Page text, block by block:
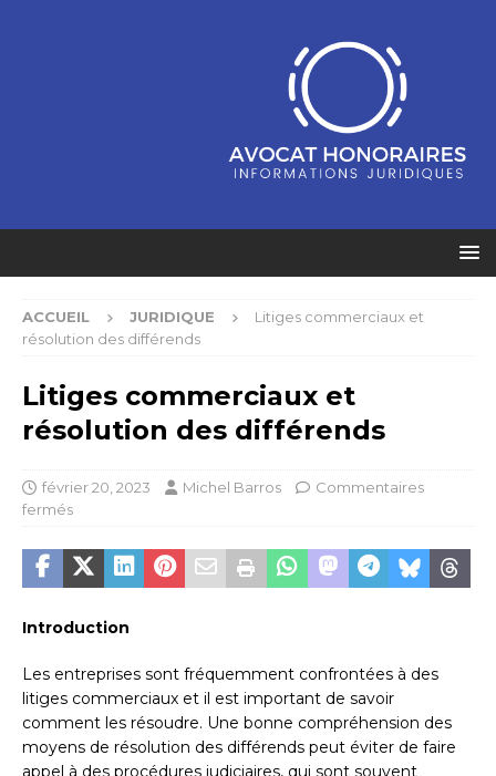
ACCUEIL JURIDIQUE
Litiges commerciaux et
résolution des différends
Litiges commerciaux et
résolution des différends
février 20, 2023 Michel Barros
Commentaires
fermés
Introduction
Les entreprises sont fréquemment confrontées à des
litiges commerciaux et il est important de savoir
comment les résoudre. Une bonne compréhension des
moyens de résolution des différends peut éviter de faire
appel à des procédures judiciaires, qui sont souvent